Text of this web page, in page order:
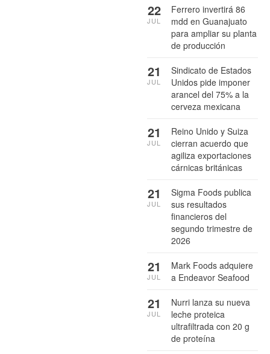
Ferrero invertirá 86
mdd en Guanajuato
para ampliar su planta
de producción
22
JUL
Sindicato de Estados
Unidos pide imponer
arancel del 75% a la
cerveza mexicana
21
JUL
Reino Unido y Suiza
cierran acuerdo que
agiliza exportaciones
cárnicas británicas
21
JUL
Sigma Foods publica
sus resultados
financieros del
segundo trimestre de
2026
21
JUL
Mark Foods adquiere
a Endeavor Seafood
21
JUL
Nurri lanza su nueva
leche proteica
ultrafiltrada con 20 g
de proteína
21
JUL